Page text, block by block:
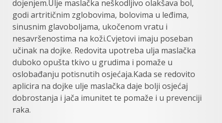
dojenjem.Ulje maslačka neškodljivo olakšava bol,
godi artritičnim zglobovima, bolovima u leđima,
sinusnim glavoboljama, ukočenom vratu i
nesavršenostima na koži.Cvjetovi imaju poseban
učinak na dojke. Redovita upotreba ulja maslačka
duboko opušta tkivo u grudima i pomaže u
oslobađanju potisnutih osjećaja.Kada se redovito
aplicira na dojke ulje maslačka daje bolji osjećaj
dobrostanja i jača imunitet te pomaže i u prevenciji
raka.